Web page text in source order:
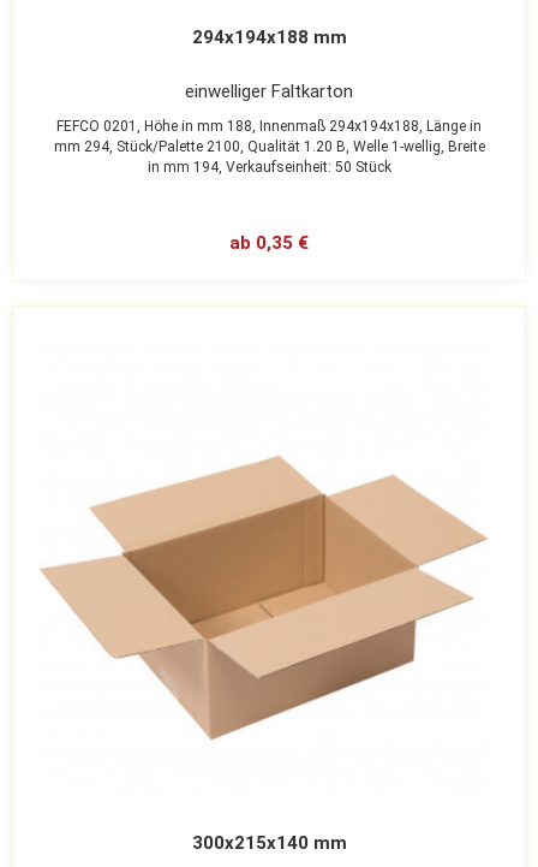
294x194x188 mm
einwelliger Faltkarton
FEFCO 0201, Höhe in mm 188, Innenmaß 294x194x188, Länge in
mm 294, Stück/Palette 2100, Qualität 1.20 B, Welle 1-wellig, Breite
in mm 194, Verkaufseinheit: 50 Stück
ab 0,35 €
300x215x140 mm